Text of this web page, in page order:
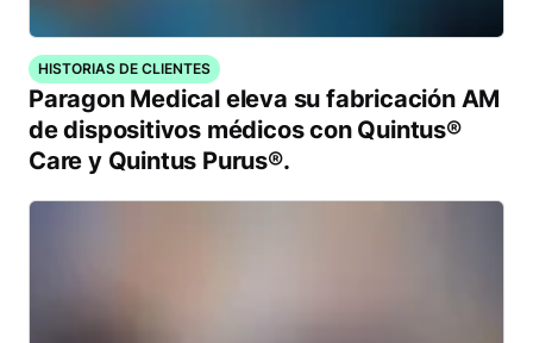
HISTORIAS DE CLIENTES
Paragon Medical eleva su fabricación AM
de dispositivos médicos con Quintus®
Care y Quintus Purus®.